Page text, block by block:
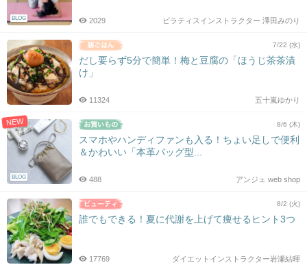
BLOG ピラティスインストラクター 澤田みのり
2029
7/22 (水)
だし要らず5分で簡単！梅と豆腐の「ほうじ茶茶漬
け」
五十嵐ゆかり
11324
NEW
BLOG
8/6 (木)
スマホやハンディファンも入る！ちょい足しで便利
＆かわいい「本革バッグ型...
アンジェ web shop
488
8/2 (火)
誰でもできる！夏に代謝を上げて痩せるヒント3つ
ダイエットインストラクター岩瀬結暉
17769